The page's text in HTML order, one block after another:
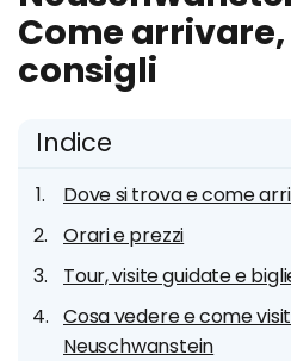
Come arrivare,
consigli
Indice
Dove si trova e come
Orari e prezzi
Tour, visite guidate e
Cosa vedere e come
Neuschwanstein